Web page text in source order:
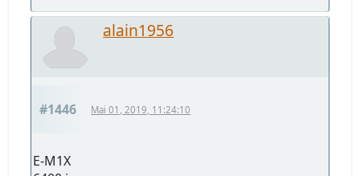
alain1956
#1446 Mai 01, 2019, 11:24:10
E-M1X